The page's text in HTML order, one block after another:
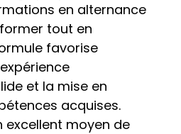
en alternance
tout en
favorise
et la mise en
acquises.
excellent moyen de